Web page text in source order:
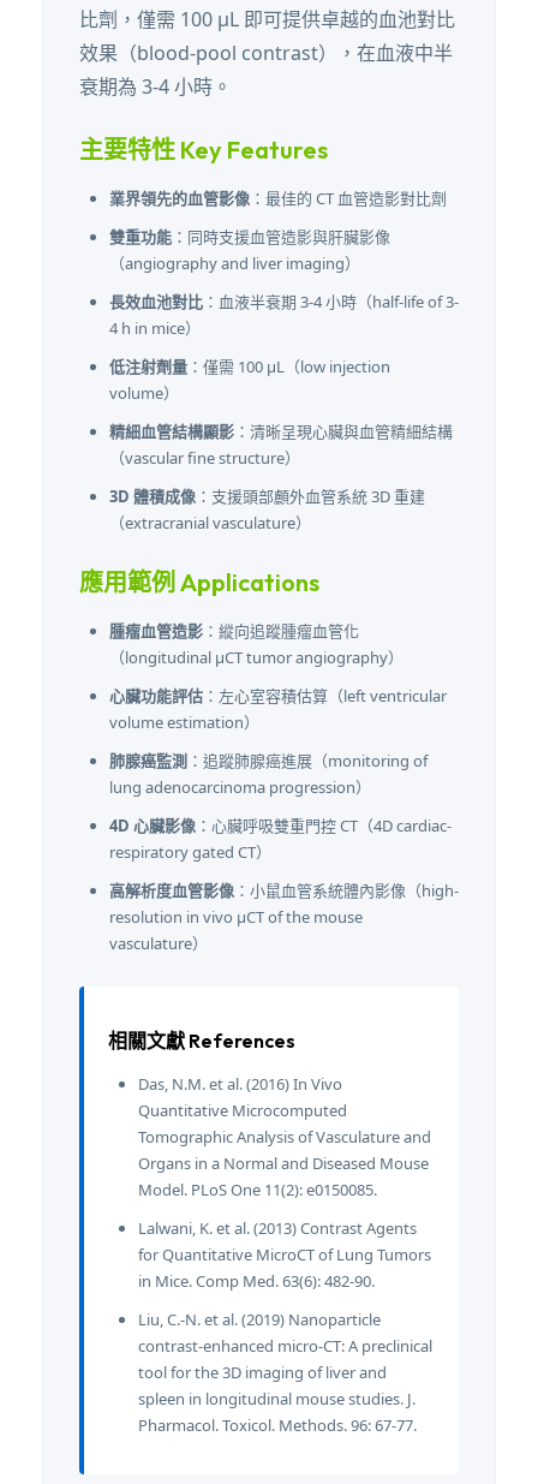
比劑，僅需 100 µL 即可提供卓越的血池對比
效果（blood-pool contrast），在血液中半
衰期為 3-4 小時。
主要特性 Key Features
業界領先的血管影像 ：最佳的 CT 血管造影對比劑
雙重功能 ：同時支援血管造影與肝臟影像
（angiography and liver imaging）
長效血池對比 ：血液半衰期 3-4 小時（half-life of 3-
4 h in mice）
低注射劑量 ：僅需 100 µL（low injection
volume）
精細血管結構顯影 ：清晰呈現心臟與血管精細結構
（vascular fine structure）
3D 體積成像 ：支援頭部顱外血管系統 3D 重建
（extracranial vasculature）
應用範例 Applications
腫瘤血管造影 ：縱向追蹤腫瘤血管化
（longitudinal μCT tumor angiography）
心臟功能評估 ：左心室容積估算（left ventricular
volume estimation）
肺腺癌監測 ：追蹤肺腺癌進展（monitoring of
lung adenocarcinoma progression）
4D 心臟影像 ：心臟呼吸雙重門控 CT（4D cardiac-
respiratory gated CT）
高解析度血管影像 ：小鼠血管系統體內影像（high-
resolution in vivo μCT of the mouse
vasculature）
相關文獻 References
Das, N.M. et al. (2016) In Vivo
Quantitative Microcomputed
Tomographic Analysis of Vasculature and
Organs in a Normal and Diseased Mouse
Model. PLoS One 11(2): e0150085.
Lalwani, K. et al. (2013) Contrast Agents
for Quantitative MicroCT of Lung Tumors
in Mice. Comp Med. 63(6): 482-90.
Liu, C.-N. et al. (2019) Nanoparticle
contrast-enhanced micro-CT: A preclinical
tool for the 3D imaging of liver and
spleen in longitudinal mouse studies. J.
Pharmacol. Toxicol. Methods. 96: 67-77.